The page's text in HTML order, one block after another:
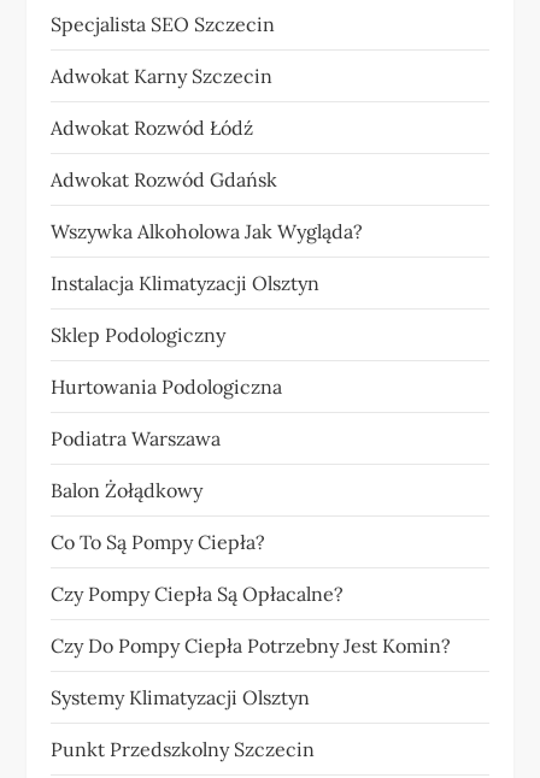
Specjalista SEO Szczecin
Adwokat Karny Szczecin
Adwokat Rozwód Łódź
Adwokat Rozwód Gdańsk
Wszywka Alkoholowa Jak Wygląda?
Instalacja Klimatyzacji Olsztyn
Sklep Podologiczny
Hurtowania Podologiczna
Podiatra Warszawa
Balon Żołądkowy
Co To Są Pompy Ciepła?
Czy Pompy Ciepła Są Opłacalne?
Czy Do Pompy Ciepła Potrzebny Jest Komin?
Systemy Klimatyzacji Olsztyn
Punkt Przedszkolny Szczecin